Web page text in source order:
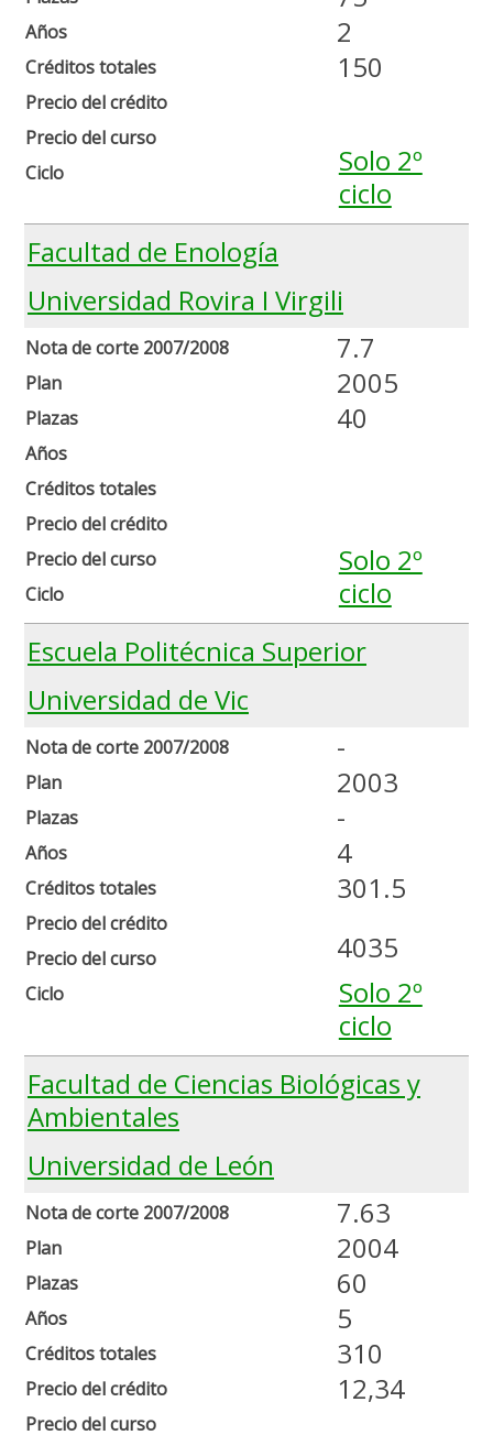
Años
Créditos totales
Precio del crédito
Precio del curso
Ciclo
2
150
Solo 2º
ciclo
Facultad de Enología
Universidad Rovira I Virgili
Nota de corte 2007/2008
Plan
Plazas
Años
Créditos totales
Precio del crédito
Precio del curso
Ciclo
7.7
2005
40
Solo 2º
ciclo
Escuela Politécnica Superior
Universidad de Vic
Nota de corte 2007/2008
Plan
Plazas
Años
Créditos totales
Precio del crédito
Precio del curso
Ciclo
-
2003
-
4
301.5
4035
Solo 2º
ciclo
Facultad de Ciencias Biológicas y
Ambientales
Universidad de León
Nota de corte 2007/2008
Plan
Plazas
Años
Créditos totales
Precio del crédito
Precio del curso
7.63
2004
60
5
310
12,34